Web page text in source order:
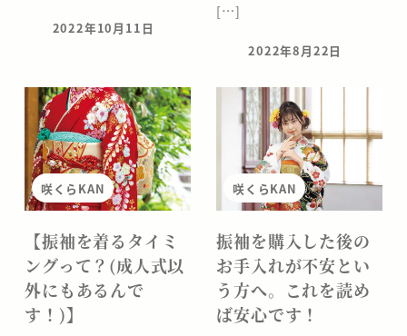
投稿日
2022年10月11日
[…]
投稿日
2022年8月22日
咲くらKAN
【振袖を着るタイミ
ングって？(成人式以
外にもあるんで
す！)】
咲くらKAN
振袖を購入した後の
お手入れが不安とい
う方へ。これを読め
ば安心です！